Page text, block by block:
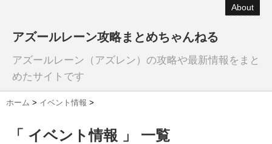
About
アズールレーン攻略まとめちゃんねる
アズールレーン（アズレン）の攻略や最新情報をまと
めたサイトです
ホーム > イベント情報 >
「 イベント情報 」 一覧